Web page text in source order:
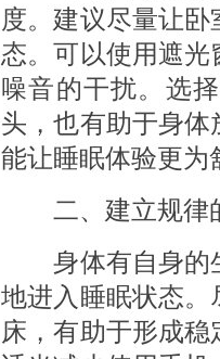
度。建议尽量让
态。可以使用遮
噪音的干扰。选
头，也有助于身体
能让睡眠体验更为
二、建立规律
身体有自身的
地进入睡眠状态。
床，有助于形成